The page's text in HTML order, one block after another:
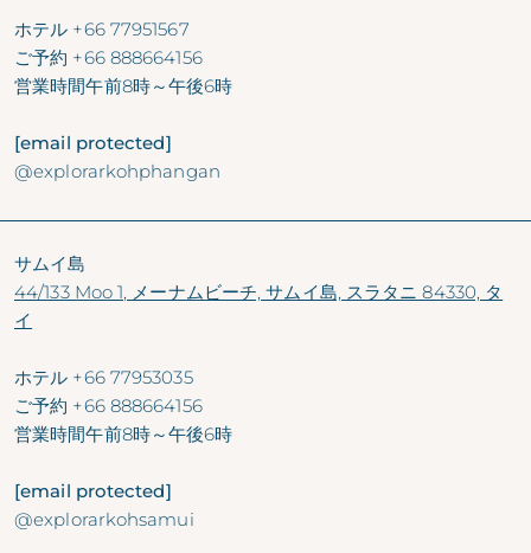
ホテル +66 77951567
ご予約 +66 888664156
営業時間午前8時～午後6時
[email protected]
@explorarkohphangan
サムイ島
44/133 Moo 1, メーナムビーチ, サムイ島, スラタニ 84330, タ
イ
ホテル +66 77953035
ご予約 +66 888664156
営業時間午前8時～午後6時
[email protected]
@explorarkohsamui